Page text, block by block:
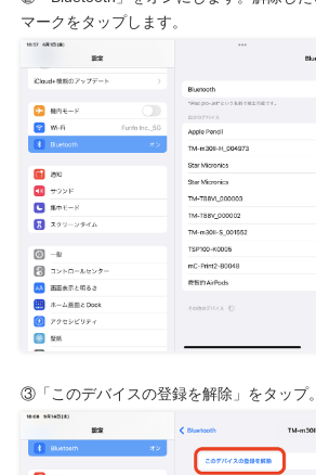
マークをタップします。
③「このデバイスの登録を解除」をタップ。